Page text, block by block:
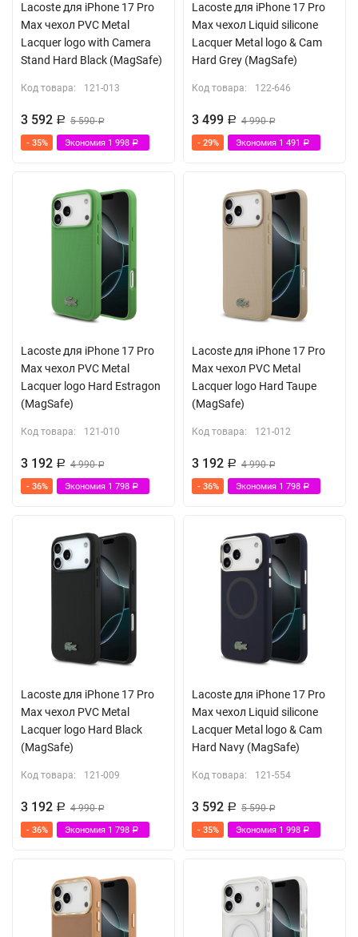
Lacoste для iPhone 17 Pro
Max чехол PVC Metal
Lacquer logo with Camera
Stand Hard Black (MagSafe)
Код товара: 121-013
3 592 Р 5 590Р
- 35% Экономия 1 998 Р
Lacoste для iPhone 17 Pro
Max чехол Liquid silicone
Lacquer Metal logo & Cam
Hard Grey (MagSafe)
Код товара: 122-646
3 499 Р 4 990Р
- 29% Экономия 1 491 Р
Lacoste для iPhone 17 Pro
Max чехол PVC Metal
Lacquer logo Hard Estragon
(MagSafe)
Код товара: 121-010
3 192 Р 4 990Р
- 36% Экономия 1 798 Р
Lacoste для iPhone 17 Pro
Max чехол PVC Metal
Lacquer logo Hard Taupe
(MagSafe)
Код товара: 121-012
3 192 Р 4 990Р
- 36% Экономия 1 798 Р
Lacoste для iPhone 17 Pro
Max чехол PVC Metal
Lacquer logo Hard Black
(MagSafe)
Код товара: 121-009
3 192 Р 4 990Р
- 36% Экономия 1 798 Р
Lacoste для iPhone 17 Pro
Max чехол Liquid silicone
Lacquer Metal logo & Cam
Hard Navy (MagSafe)
Код товара: 121-554
3 592 Р 5 590Р
- 35% Экономия 1 998 Р